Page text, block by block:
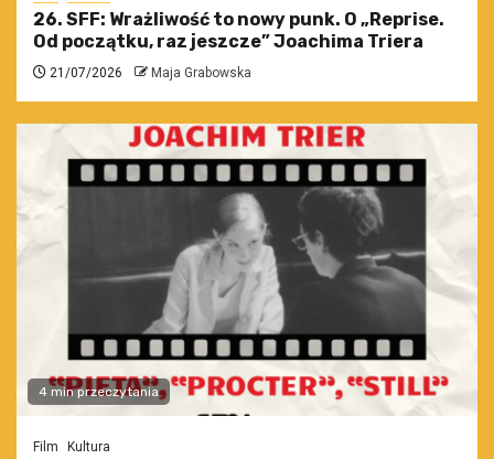
26. SFF: Wrażliwość to nowy punk. O „Reprise.
Od początku, raz jeszcze” Joachima Triera
21/07/2026 Maja Grabowska
4 min przeczytania
Film Kultura